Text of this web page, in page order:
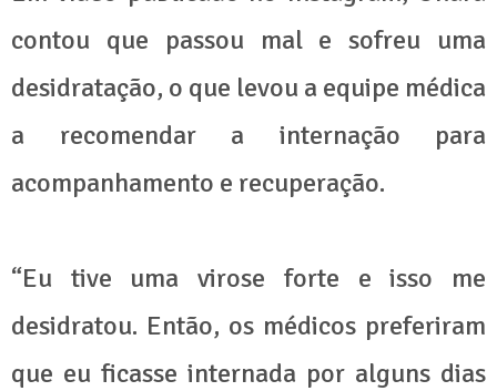
contou que passou mal e sofreu uma
desidratação, o que levou a equipe médica
a recomendar a internação para
acompanhamento e recuperação.
“Eu tive uma virose forte e isso me
desidratou. Então, os médicos preferiram
que eu ficasse internada por alguns dias